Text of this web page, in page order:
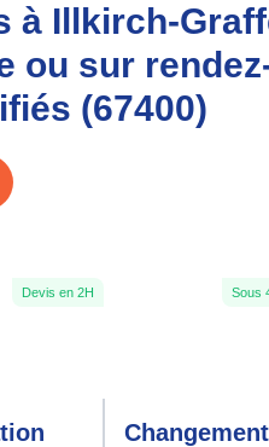
à Illkirch-
ou sur
(67400)
Devis en 2H Sous
Changement